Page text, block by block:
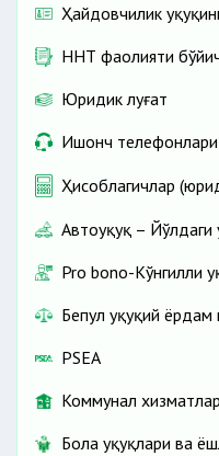
Ҳайдовчилик
ННТ фаолияти
Юридик луғат
Ишонч телефонлари
Ҳисоблагичлар
Автоҳуқуқ –
Pro bono-Кўнгилли
Бепул ҳуқуқий ёрдам
PSEA
Коммунал хизматлар
Бола ҳуқуқлари ва